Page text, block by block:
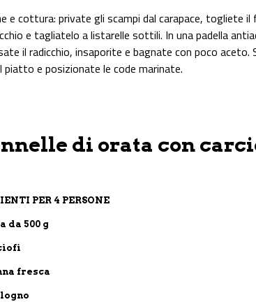
e cottura: private gli scampi dal carapace, togliete
e tagliatelo a listarelle sottili. In una padella
il radicchio, insaporite e bagnate con poco
piatto e posizionate le code marinate.
di orata con
PER 4 PERSONE
da 500 g
fresca